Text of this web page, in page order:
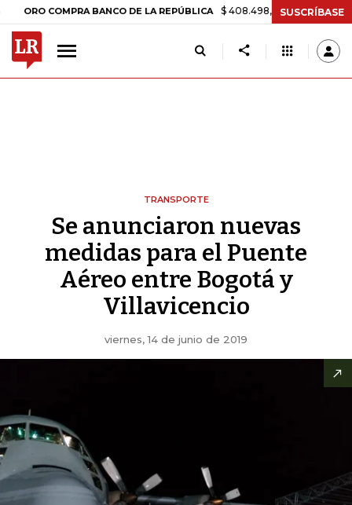
COMPRA BANCO DE LA REPÚBLICA $ 408.498,97 +$ 8.753,81 +2,19%
SUSCRÍBASE
TRANSPORTE
Se anunciaron nuevas
medidas para el Puente
Aéreo entre Bogotá y
Villavicencio
viernes, 14 de junio de 2019